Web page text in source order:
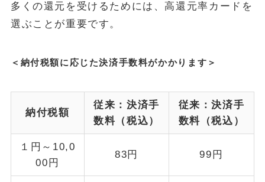
多くの還元を受けるためには、高還元率カードを
選ぶことが重要です。
＜納付税額に応じた決済手数料がかかります＞
納付税額
従来：決済手
数料（税込）
従来：決済手
数料（税込）
１円～10,0
00円
83円 99円